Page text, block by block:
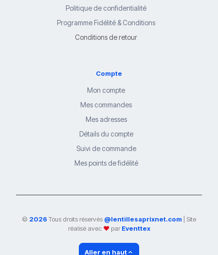
Politique de confidentialité
Programme Fidélité & Conditions
Conditions de retour
Compte
Mon compte
Mes commandes
Mes adresses
Détails du compte
Suivi de commande
Mes points de fidélité
© 2026 Tous droits réservés @lentillesaprixnet.com | Site
réalisé avec ❤parEventtex
Aller en haut